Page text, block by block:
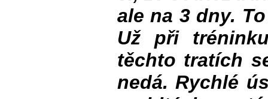
ale na 3 dny.
Už při
těchto tratích
nedá. Rychlé